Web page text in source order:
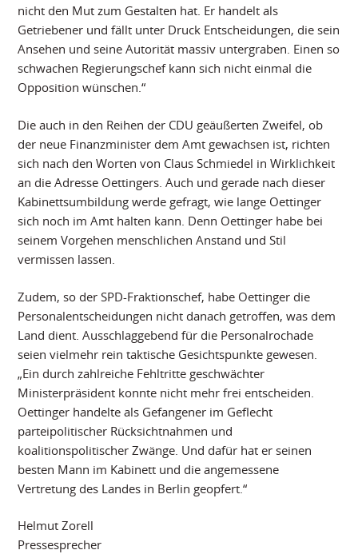
nicht den Mut zum Gestalten hat. Er handelt als
Getriebener und fällt unter Druck Entscheidungen, die sein
Ansehen und seine Autorität massiv untergraben. Einen so
schwachen Regierungschef kann sich nicht einmal die
Opposition wünschen.“
Die auch in den Reihen der CDU geäußerten Zweifel, ob
der neue Finanzminister dem Amt gewachsen ist, richten
sich nach den Worten von Claus Schmiedel in Wirklichkeit
an die Adresse Oettingers. Auch und gerade nach dieser
Kabinettsumbildung werde gefragt, wie lange Oettinger
sich noch im Amt halten kann. Denn Oettinger habe bei
seinem Vorgehen menschlichen Anstand und Stil
vermissen lassen.
Zudem, so der SPD-Fraktionschef, habe Oettinger die
Personalentscheidungen nicht danach getroffen, was dem
Land dient. Ausschlaggebend für die Personalrochade
seien vielmehr rein taktische Gesichtspunkte gewesen.
„Ein durch zahlreiche Fehltritte geschwächter
Ministerpräsident konnte nicht mehr frei entscheiden.
Oettinger handelte als Gefangener im Geflecht
parteipolitischer Rücksichtnahmen und
koalitionspolitischer Zwänge. Und dafür hat er seinen
besten Mann im Kabinett und die angemessene
Vertretung des Landes in Berlin geopfert.“
Helmut Zorell
Pressesprecher